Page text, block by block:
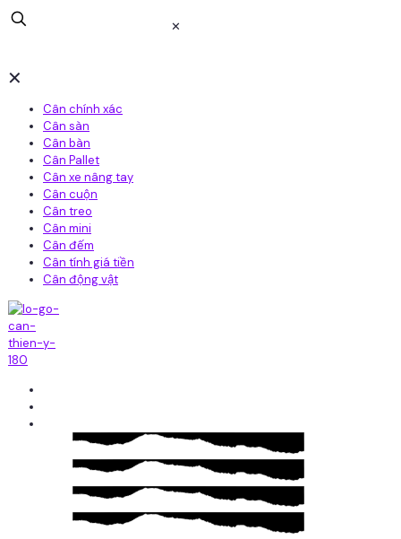
✕
✕
Cân chính xác
Cân sàn
Cân bàn
Cân Pallet
Cân xe nâng tay
Cân cuộn
Cân treo
Cân mini
Cân đếm
Cân tính giá tiền
Cân động vật